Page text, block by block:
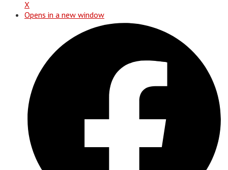
X
Opens in a new window